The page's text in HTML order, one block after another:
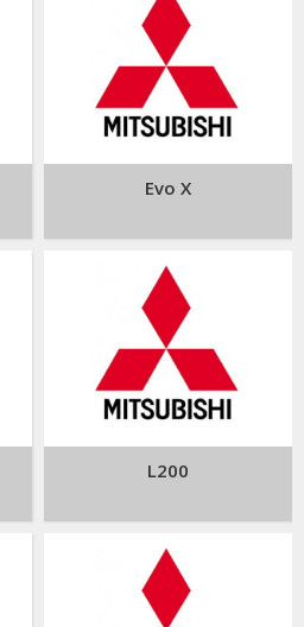
Evo X
L200